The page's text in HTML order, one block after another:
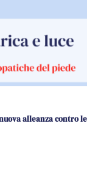
alleanza contro le